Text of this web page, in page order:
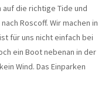
auf die richtige Tide und
Roscoff. Wir machen in
für uns nicht einfach bei
ein Boot nebenan in der
Wind. Das Einparken